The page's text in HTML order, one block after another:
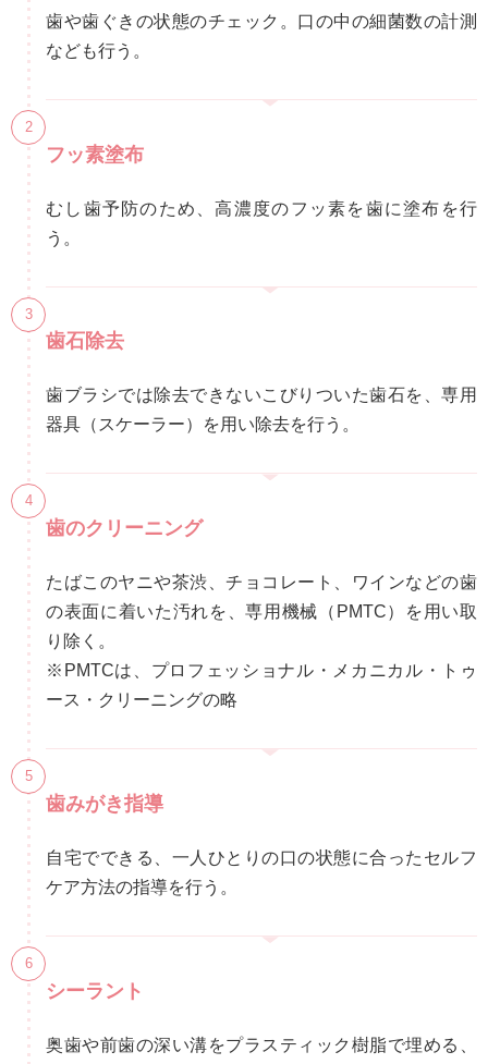
歯や歯ぐきの状態のチェック。口の中の細菌数の計測
なども行う。
フッ素塗布
むし歯予防のため、高濃度のフッ素を歯に塗布を行
う。
歯石除去
歯ブラシでは除去できないこびりついた歯石を、専用
器具（スケーラー）を用い除去を行う。
歯のクリーニング
たばこのヤニや茶渋、チョコレート、ワインなどの歯
の表面に着いた汚れを、専用機械（PMTC）を用い取
り除く。
※PMTCは、プロフェッショナル・メカニカル・トゥ
ース・クリーニングの略
歯みがき指導
自宅でできる、一人ひとりの口の状態に合ったセルフ
ケア方法の指導を行う。
シーラント
奥歯や前歯の深い溝をプラスティック樹脂で埋める、